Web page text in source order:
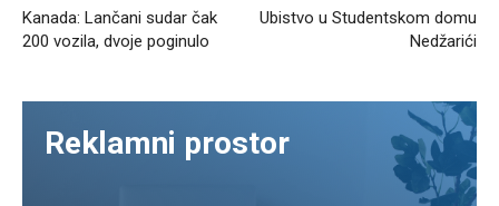
Kanada: Lančani sudar čak
200 vozila, dvoje poginulo
Ubistvo u Studentskom domu
Nedžarići
Reklamni prostor